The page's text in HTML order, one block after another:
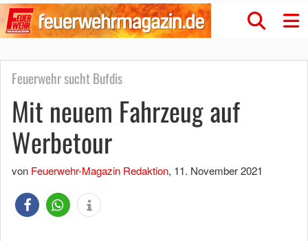
Feuerwehr sucht Bufdis
Mit neuem Fahrzeug auf
Werbetour
von Feuerwehr-Magazin Redaktion, 11. November 2021